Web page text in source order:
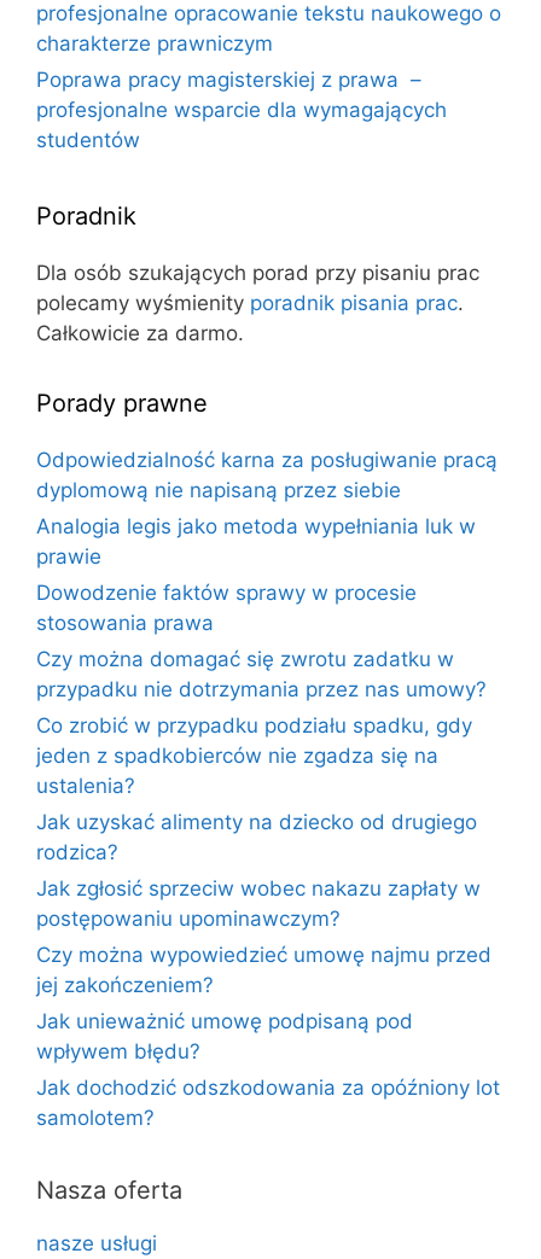
profesjonalne opracowanie tekstu naukowego o
charakterze prawniczym
Poprawa pracy magisterskiej z prawa –
profesjonalne wsparcie dla wymagających
studentów
Poradnik
Dla osób szukających porad przy pisaniu prac
polecamy wyśmienity poradnik pisania prac.
Całkowicie za darmo.
Porady prawne
Odpowiedzialność karna za posługiwanie pracą
dyplomową nie napisaną przez siebie
Analogia legis jako metoda wypełniania luk w
prawie
Dowodzenie faktów sprawy w procesie
stosowania prawa
Czy można domagać się zwrotu zadatku w
przypadku nie dotrzymania przez nas umowy?
Co zrobić w przypadku podziału spadku, gdy
jeden z spadkobierców nie zgadza się na
ustalenia?
Jak uzyskać alimenty na dziecko od drugiego
rodzica?
Jak zgłosić sprzeciw wobec nakazu zapłaty w
postępowaniu upominawczym?
Czy można wypowiedzieć umowę najmu przed
jej zakończeniem?
Jak unieważnić umowę podpisaną pod
wpływem błędu?
Jak dochodzić odszkodowania za opóźniony lot
samolotem?
Nasza oferta
nasze usługi